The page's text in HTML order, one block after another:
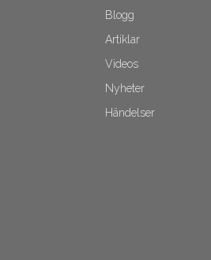
Blogg
Artiklar
Videos
Nyheter
Händelser